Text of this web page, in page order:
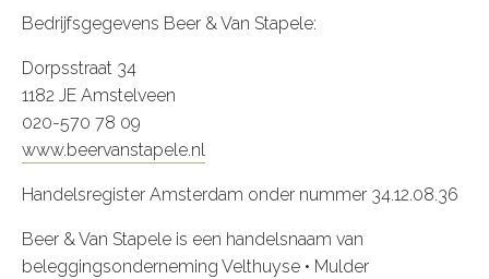
Bedrijfsgegevens Beer & Van Stapele:
Dorpsstraat 34
1182 JE Amstelveen
020-570 78 09
www.beervanstapele.nl
Handelsregister Amsterdam onder nummer 34.12.08.36
Beer & Van Stapele is een handelsnaam van
beleggingsonderneming Velthuyse • Mulder